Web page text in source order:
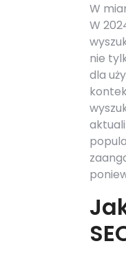
W
W
nie
dla